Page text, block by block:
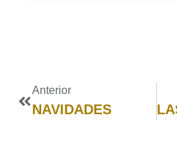
Anterior
NAVIDADES